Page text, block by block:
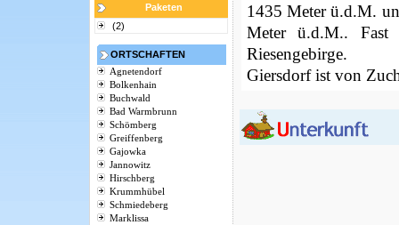
Paketen
(2)
ORTSCHAFTEN
Agnetendorf
Bolkenhain
Buchwald
Bad Warmbrunn
Schömberg
Greiffenberg
Gajowka
Jannowitz
Hirschberg
Krummhübel
Schmiedeberg
Marklissa
1435 Meter ü.d.M.
Meter ü.d.M.. Fast
Riesengebirge.
Giersdorfist von